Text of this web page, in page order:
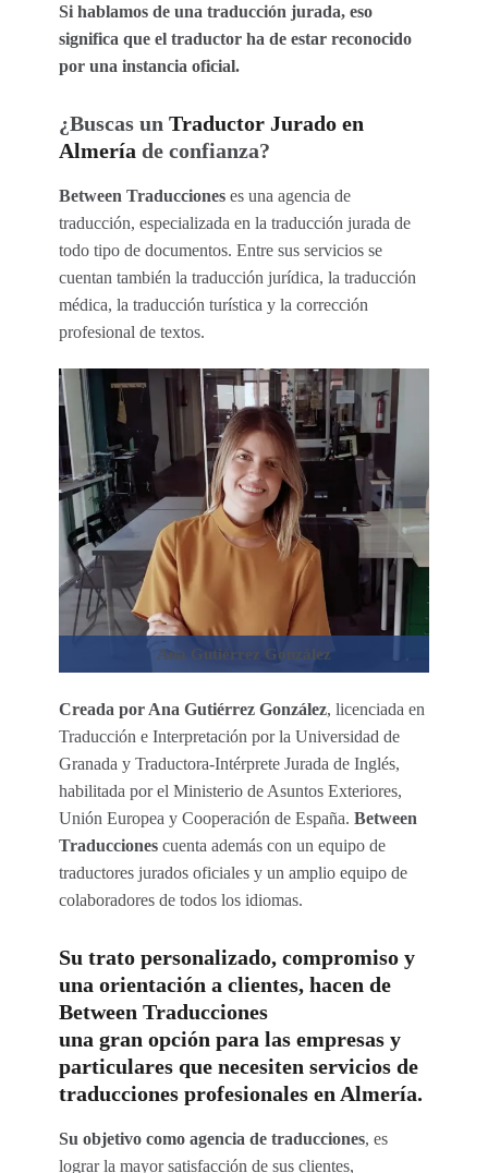
Si hablamos de una traducción jurada, eso
significa que el traductor ha de estar reconocido
por una instancia oficial.
¿Buscas un Traductor Jurado en
Almería de confianza?
Between Traducciones es una agencia de
traducción, especializada en la traducción jurada de
todo tipo de documentos. Entre sus servicios se
cuentan también la traducción jurídica, la traducción
médica, la traducción turística y la corrección
profesional de textos.
Ana Gutiérrez González
Creada por Ana Gutiérrez González, licenciada en
Traducción e Interpretación por la Universidad de
Granada y Traductora-Intérprete Jurada de Inglés,
habilitada por el Ministerio de Asuntos Exteriores,
Unión Europea y Cooperación de España. Between
Traducciones cuenta además con un equipo de
traductores jurados oficiales y un amplio equipo de
colaboradores de todos los idiomas.
Su trato personalizado, compromiso y
una orientación a clientes, hacen de
Between Traducciones
una gran opción para las empresas y
particulares que necesiten servicios de
traducciones profesionales en Almería.
Su objetivo como agencia de traducciones, es
lograr la mayor satisfacción de sus clientes,